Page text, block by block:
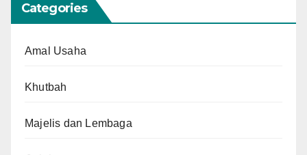
Categories
Amal Usaha
Khutbah
Majelis dan Lembaga